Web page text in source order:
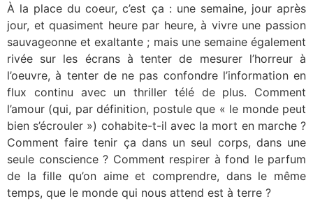
À la place du coeur, c’est ça : une semaine, jour après
jour, et quasiment heure par heure, à vivre une passion
sauvageonne et exaltante ; mais une semaine également
rivée sur les écrans à tenter de mesurer l’horreur à
l’oeuvre, à tenter de ne pas confondre l’information en
flux continu avec un thriller télé de plus. Comment
l’amour (qui, par définition, postule que « le monde peut
bien s’écrouler ») cohabite-t-il avec la mort en marche ?
Comment faire tenir ça dans un seul corps, dans une
seule conscience ? Comment respirer à fond le parfum
de la fille qu’on aime et comprendre, dans le même
temps, que le monde qui nous attend est à terre ?